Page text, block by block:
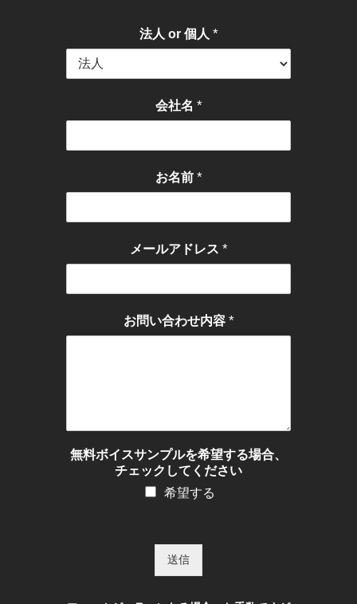
法人 or 個人 *
会社名 *
お名前 *
メールアドレス *
お問い合わせ内容 *
無料ボイスサンプルを希望する場合、
チェックしてください
希望する
送信